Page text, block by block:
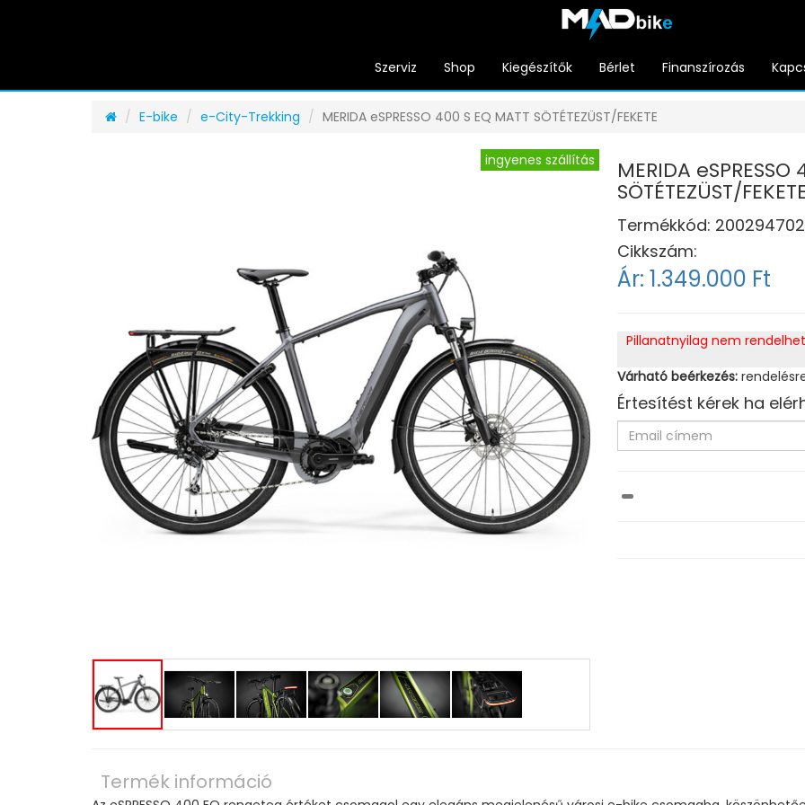
Szerviz Shop Kiegészítők Bérlet Finanszírozás
E-bike e-City-Trekking MERIDA eSPRESSO 400 S EQ MATT SÖTÉTEZÜST/FEKETE
ingyenes szállítás MERIDA eSPRESSO
SÖTÉTEZÜST/
Termékkód:
Cikkszám:
Ár: 1.349.000 Ft
Pillanatnyilag nem
Várható beérkezés:
Értesítést kérek ha
Termék információ